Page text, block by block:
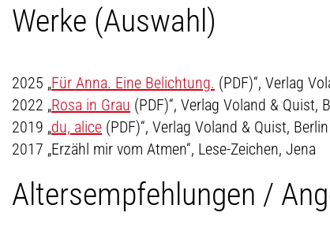
Werke (Auswahl)
2025 „Für Anna. Eine Belichtung. (PDF)“, Verlag
2022 „Rosa in Grau (PDF)“, Verlag Voland & Quist,
2019 „du, alice (PDF)“, Verlag Voland & Quist, Berlin
2017 „Erzähl mir vom Atmen“, Lese-Zeichen, Jena
Altersempfehlungen /